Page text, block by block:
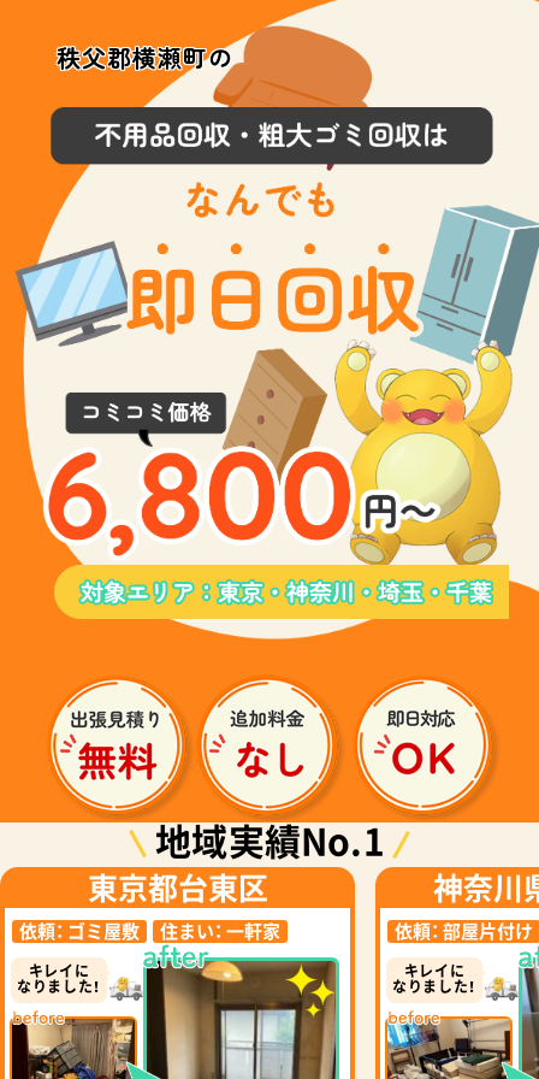
秩父郡横瀬町の
地域実績No.1
東京都台東区
依頼： ゴミ屋敷 住まい： 一軒家
キレイに
なりました！
神奈川
依頼： 部屋片付け
キレイに
なりました！